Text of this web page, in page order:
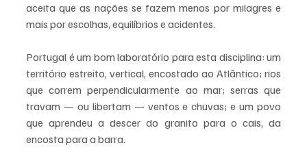
aceita que as nações se fazem menos por milagres e
mais por escolhas, equilíbrios e acidentes.
Portugal é um bom laboratório para esta disciplina: um
território estreito, vertical, encostado ao Atlântico; rios
que correm perpendicularmente ao mar; serras que
travam — ou libertam — ventos e chuvas; e um povo
que aprendeu a descer do granito para o cais, da
encosta para a barra.